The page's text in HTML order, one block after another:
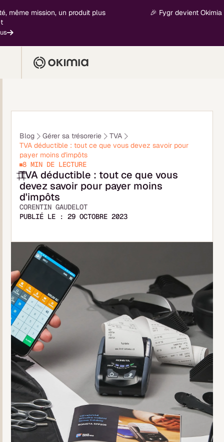
un produit plus 🎉 Fygr devient Okimia -
Blog Gérer sa trésorerie
TVA
TVA déductible : tout ce que vous devez savoir pour
payer moins d'impôts
8 MIN DE LECTURE
TVA déductible : tout ce que vous
devez savoir pour payer moins
d'impôts
CORENTIN GAUDELOT
PUBLIÉ LE :29 OCTOBRE 2023